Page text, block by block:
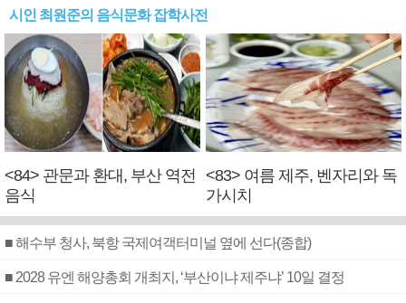
시인 최원준의 음식문화 잡학사전
<84> 관문과 환대, 부산 역전
음식
<83> 여름 제주, 벤자리와 독
가시치
■ 해수부 청사, 북항 국제여객터미널 옆에 선다(종합)
■ 2028 유엔 해양총회 개최지, ‘부산이냐 제주냐’ 10일 결정